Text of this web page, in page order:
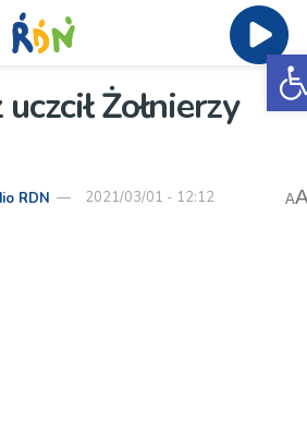
Żołnierzy
RDN 2021/03/01 - 12:12 A